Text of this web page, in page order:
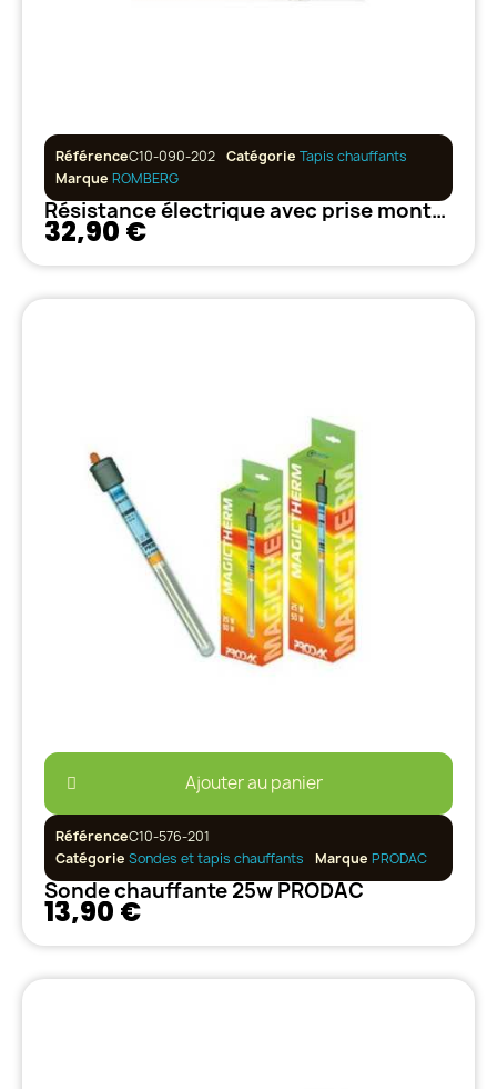
RéférenceC10-090-202 Catégorie Tapis chauffants
Marque ROMBERG
Résistance électrique avec prise montée, 6m - 30 w Romberg
32,90 €
Ajouter au panier
RéférenceC10-576-201
Catégorie Sondes et tapis chauffants Marque PRODAC
Sonde chauffante 25w PRODAC
13,90 €